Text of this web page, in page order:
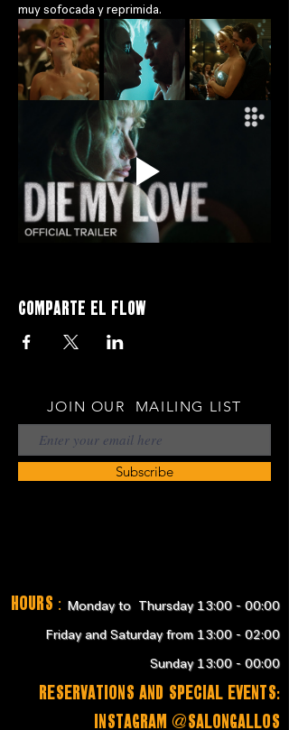
muy sofocada y reprimida.
Comparte el flow
JOIN OUR MAILING LIST
Subscribe
Hours : Monday to Thursday 13:00 - 00:00
Friday and Saturday from 13:00 - 02:00
Sunday 13:00 - 00:00
RESERVATIONS and SPECIAL EVENTS:
instagram @salongallos